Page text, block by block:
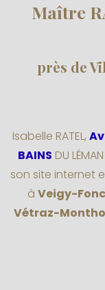
Maître
près de
Isabelle RATEL,
BAINS DU
son site internet
à Veigy-
Vétraz-